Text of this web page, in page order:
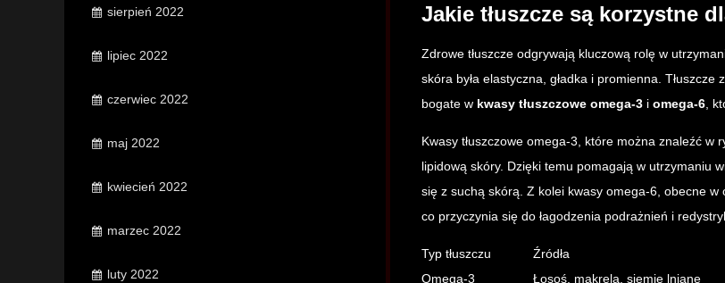
sierpień 2022
lipiec 2022
czerwiec 2022
maj 2022
kwiecień 2022
marzec 2022
luty 2022
Jakie tłuszcze są korzystne
Zdrowe tłuszcze odgrywają kluczową rolę w
skóra była elastyczna, gładka i promienna.
bogate w kwasy tłuszczowe omega-3 i omega-6 ,
Kwasy tłuszczowe omega-3, które można znaleźć
lipidową skóry. Dzięki temu pomagają w utrzymaniu
się z suchą skórą. Z kolei kwasy omega-6, obecne w
co przyczynia się do łagodzenia podrażnień i
Typ tłuszczu Źródła
Omega-3
Łosoś, makrela, siemię lniane